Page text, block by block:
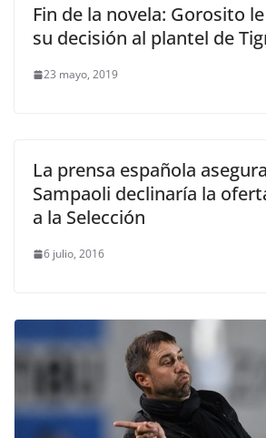
Fin de la novela: Gorosito
su decisión al plantel de
23 mayo, 2019
La prensa española
Sampaoli declinaría la
a la Selección
6 julio, 2016